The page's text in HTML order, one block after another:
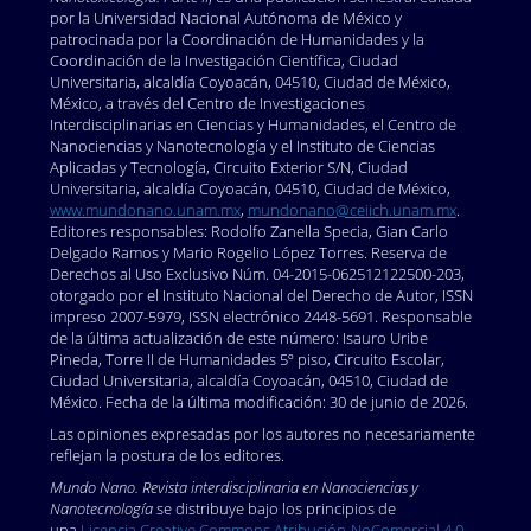
159.https://doi.org/10.1007/s11024-017-9325-1
Demortain, David. (2023). Experts and the regulation
of technology and risk: an ecological perspective on
regulatory science. En Eyal, G. y Medvetz, T., The
Oxford handbook of expertise and democratic
politics. Oxford University Press.
https://doi.org/10.1093/oxfordhb/9780190848927.013.13
Dimkpa, Christian y Prem S. Bindraban (2018).
Nanofertilizers: new products for the industry? J Agric
Food Chem., 66(26): 6462-6473, julio 5.
https://doi.org/10.1021/acs.jafc.7b02150 . (Epub 2017,
Jun 2. Erratum in: J Agric Food Chem. 2018 Aug
29;66(34): 9158.).
EFSA Scientific Committee, Anthony Hardy, (...) Alicja
Mortensen. (2018). Guidance on risk assessment of
the application of nanoscience and nanotechnologies
in the food and feed chain: Part 1, human and animal
health. EFSA J., 16: e05327.
por la Universidad Nacional Autónoma de México y
patrocinada por la Coordinación de Humanidades y la
Coordinación de la Investigación Científica, Ciudad
Universitaria, alcaldía Coyoacán, 04510, Ciudad de México,
México, a través del Centro de Investigaciones
Interdisciplinarias en Ciencias y Humanidades, el Centro de
Nanociencias y Nanotecnología y el Instituto de Ciencias
Aplicadas y Tecnología, Circuito Exterior S/N, Ciudad
Universitaria, alcaldía Coyoacán, 04510, Ciudad de México,
www.mundonano.unam.mx, mundonano@ceiich.unam.mx.
Editores responsables: Rodolfo Zanella Specia, Gian Carlo
Delgado Ramos y Mario Rogelio López Torres. Reserva de
Derechos al Uso Exclusivo Núm. 04-2015-062512122500-203,
otorgado por el Instituto Nacional del Derecho de Autor, ISSN
impreso 2007-5979, ISSN electrónico 2448-5691. Responsable
de la última actualización de este número: Isauro Uribe
Pineda, Torre II de Humanidades 5º piso, Circuito Escolar,
Ciudad Universitaria, alcaldía Coyoacán, 04510, Ciudad de
México. Fecha de la última modificación: 30 de junio de 2026.
Las opiniones expresadas por los autores no necesariamente
reflejan la postura de los editores.
Mundo Nano. Revista interdisciplinaria en Nanociencias y
Nanotecnologíase distribuye bajo los principios de